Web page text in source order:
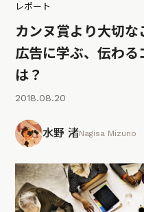
レポート
カンヌ賞より大切
広告に学ぶ、伝わる
は？
2018.08.20
水野 渚Nagisa Mizuno